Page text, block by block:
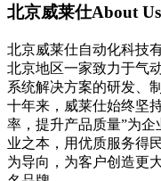
北京威莱仕About Us
北京威莱仕自动化科技
北京地区一家致力于气
系统解决方案的研发、
十年来，威莱仕始终坚
率，提升产品质量”为
业之本，用优质服务得
为导向，为客户创造更